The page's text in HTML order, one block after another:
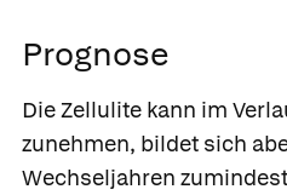
Prognose
Die Zellulite kann im
zunehmen, bildet sich
Wechseljahren